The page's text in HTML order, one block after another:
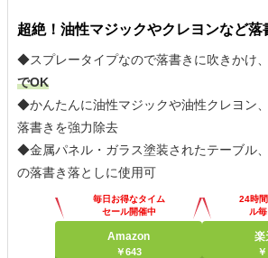
超絶！油性マジックやクレヨンなど落
◆スプレータイプなので落書きに吹きかけ、
でOK
◆かんたんに油性マジックや油性クレヨン
落書きを強力除去
◆金属パネル・ガラス塗装されたテーブル
の落書き落としに使用可
毎日お得なタイム
セール開催中
Amazon
￥643
24時
ル
楽